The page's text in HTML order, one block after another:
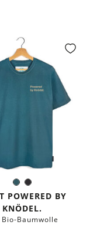
Dunkles
Petrol
Schwarz
Farbe:
POWERED BY
KNÖDEL.
Baumwolle